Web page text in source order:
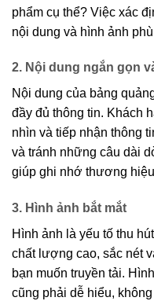
phẩm cụ thể? Việc xác
nội dung và hình ảnh
2. Nội dung ngắn gọn
Nội dung của bảng
đầy đủ thông tin. Khách
nhìn và tiếp nhận thông
và tránh những câu dài
giúp ghi nhớ thương
3. Hình ảnh bắt mắt
Hình ảnh là yếu tố thu
chất lượng cao, sắc nét
bạn muốn truyền tải.
cũng phải dễ hiểu,